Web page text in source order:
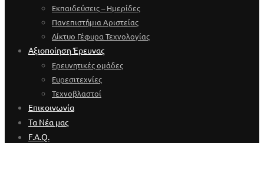
Εκπαιδεύσεις – Ημερίδες
Πανεπιστήμια Αριστείας
Δίκτυο Γέφυρα Τεχνολογίας
Αξιοποίηση Έρευνας
Ερευνητικές ομάδες
Ευρεσιτεχνίες
Τεχνοβλαστοί
Επικοινωνία
Τα Νέα μας
F.A.Q.